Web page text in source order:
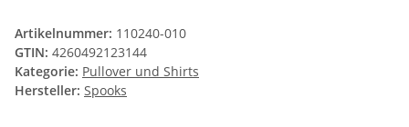
Artikelnummer: 110240-010
GTIN: 4260492123144
Kategorie: Pullover und Shirts
Hersteller: Spooks